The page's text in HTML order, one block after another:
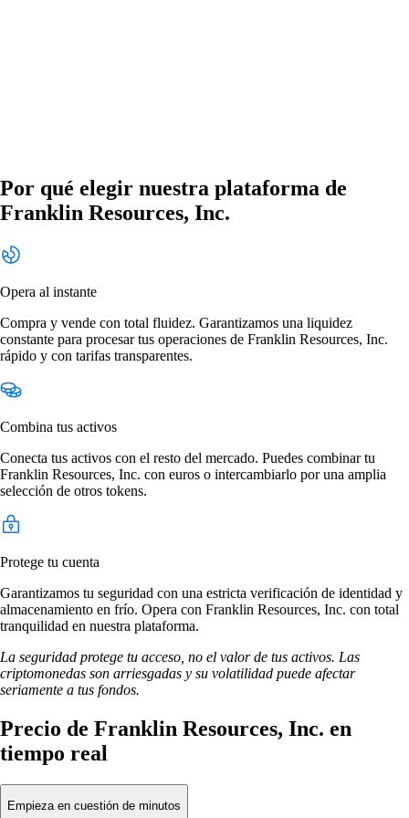
Por qué elegir nuestra plataforma de
Franklin Resources, Inc.
Opera al instante
Compra y vende con total fluidez. Garantizamos una liquidez
constante para procesar tus operaciones de Franklin Resources, Inc.
rápido y con tarifas transparentes.
Combina tus activos
Conecta tus activos con el resto del mercado. Puedes combinar tu
Franklin Resources, Inc. con euros o intercambiarlo por una amplia
selección de otros tokens.
Protege tu cuenta
Garantizamos tu seguridad con una estricta verificación de identidad y
almacenamiento en frío. Opera con Franklin Resources, Inc. con total
tranquilidad en nuestra plataforma.
La seguridad protege tu acceso, no el valor de tus activos. Las
criptomonedas son arriesgadas y su volatilidad puede afectar
seriamente a tus fondos.
Precio de Franklin Resources, Inc. en
tiempo real
Empieza en cuestión de minutos